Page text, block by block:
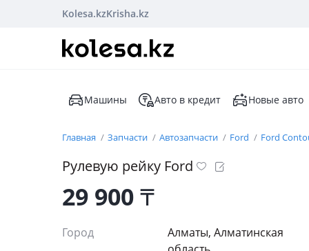
Kolesa.kzKrisha.kz
Машины Авто в кредит Новые авто
Главная Запчасти Автозапчасти Ford Ford
Рулевую рейку Ford
29 900₸
Город
Алматы, Алматинская